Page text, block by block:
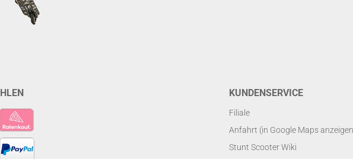
KUNDENSERVICE
Filiale
Anfahrt (in Google Maps
Stunt Scooter Wiki